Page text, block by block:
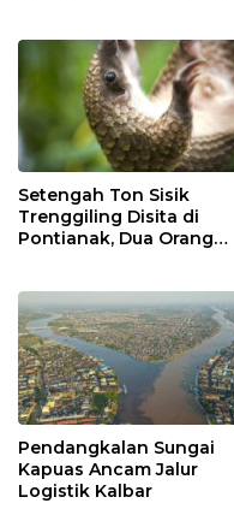
Setengah Ton Sisik
Trenggiling Disita di
Pontianak, Dua Orang
Pendangkalan Sungai
Kapuas Ancam Jalur
Logistik Kalbar